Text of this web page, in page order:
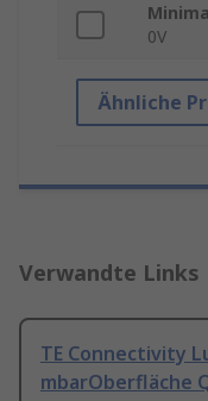
0V
Ähnliche
Verwandte Links
TE Connectivity
mbarOberfläche